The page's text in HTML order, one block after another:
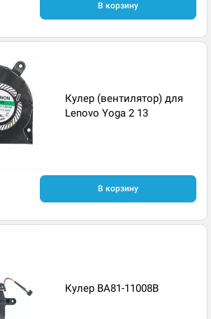
В корзину
Кулер (вентилятор) для
Lenovo Yoga 2 13
В корзину
Кулер BA81-11008B